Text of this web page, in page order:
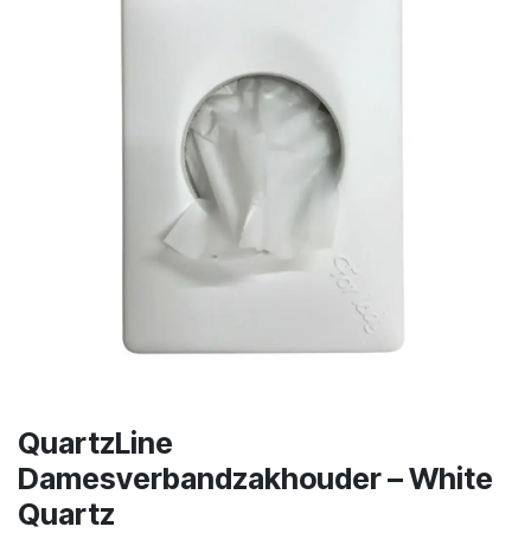
QuartzLine
Damesverbandzakhouder – White
Quartz